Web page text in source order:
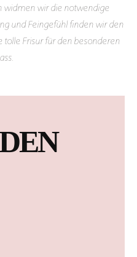
widmen wir die notwendige
und Feingefühl finden wir den
Frisur für den besonderen